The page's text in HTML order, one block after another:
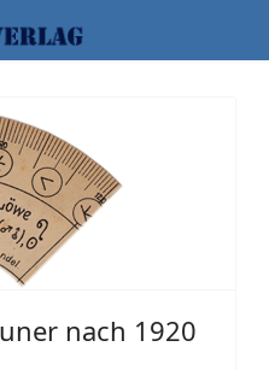
nach 1920